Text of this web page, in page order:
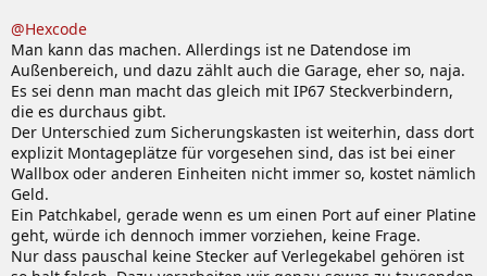
@Hexcode
Man kann das machen. Allerdings ist ne Datendose im
Außenbereich, und dazu zählt auch die Garage, eher so, naja.
Es sei denn man macht das gleich mit IP67 Steckverbindern,
die es durchaus gibt.
Der Unterschied zum Sicherungskasten ist weiterhin, dass dort
explizit Montageplätze für vorgesehen sind, das ist bei einer
Wallbox oder anderen Einheiten nicht immer so, kostet nämlich
Geld.
Ein Patchkabel, gerade wenn es um einen Port auf einer Platine
geht, würde ich dennoch immer vorziehen, keine Frage.
Nur dass pauschal keine Stecker auf Verlegekabel gehören ist